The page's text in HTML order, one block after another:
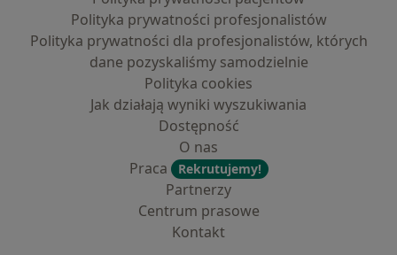
Polityka prywatności profesjonalistów
Polityka prywatności dla profesjonalistów, których
dane pozyskaliśmy samodzielnie
Polityka cookies
Jak działają wyniki wyszukiwania
Dostępność
O nas
Praca
Rekrutujemy!
Partnerzy
Centrum prasowe
Kontakt